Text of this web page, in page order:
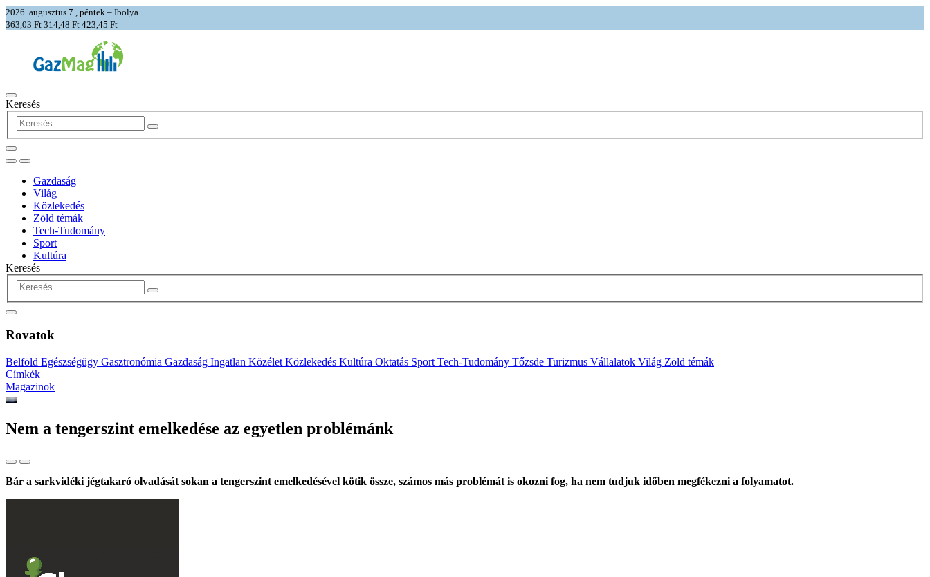
2026. augusztus 7., péntek – Ibolya
363,03 Ft 314,48 Ft 423,45 Ft
Keresés
Gazdaság
Világ
Közlekedés
Zöld témák
Tech-Tudomány
Sport
Kultúra
Keresés
Rovatok
Belföld Egészségügy Gasztronómia Gazdaság Ingatlan Közélet Közlekedés Kultúra Oktatás Sport Tech-Tudomány Tőzsde Turizmus Vállalatok Világ Zöld témák
Címkék
Magazinok
Nem a tengerszint emelkedése az egyetlen problémánk
Bár a sarkvidéki jégtakaró olvadását sokan a tengerszint emelkedésével kötik össze, számos más problémát is okozni fog, ha nem tudjuk időben megfékezni a folyamatot.